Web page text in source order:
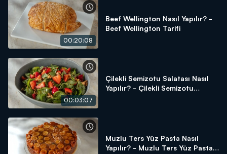
00:20:08
Beef Wellington Nasıl Yapılır? -
Beef Wellington Tarifi
00:03:07
Çilekli Semizotu Salatası Nasıl
Yapılır? - Çilekli Semizotu
Muzlu Ters Yüz Pasta Nasıl
Yapılır? - Muzlu Ters Yüz Pasta